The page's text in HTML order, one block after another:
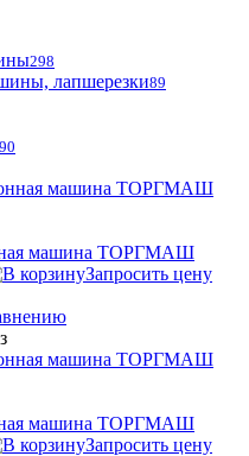
298
лапшерезки89
90
машина ТОРГМАШ
Запросить цену
машина ТОРГМАШ
Запросить цену